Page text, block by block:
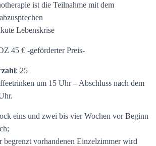
ist die Teilnahme mit dem
Lebenskrise
45 € -geförderter Preis-
: 25
um 15 Uhr – Abschluss nach dem
eins und zwei bis vier Wochen vor Beginn
begrenzt vorhandenen Einzelzimmer wird